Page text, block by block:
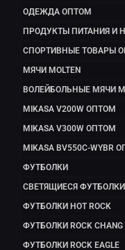
ОДЕЖДА ОПТОМ
ПРОДУКТЫ ПИТАНИЯ И
СПОРТИВНЫЕ ТОВАРЫ
МЯЧИ MOLTEN
ВОЛЕЙБОЛЬНЫЕ МЯЧИ
MIKASA V200W ОПТОМ
MIKASA V300W ОПТОМ
MIKASA BV550C-WYBR
ФУТБОЛКИ
СВЕТЯЩИЕСЯ ФУТБОЛКИ
ФУТБОЛКИ HOT ROCK
ФУТБОЛКИ ROCK CHANG
ФУТБОЛКИ ROCK EAGLE